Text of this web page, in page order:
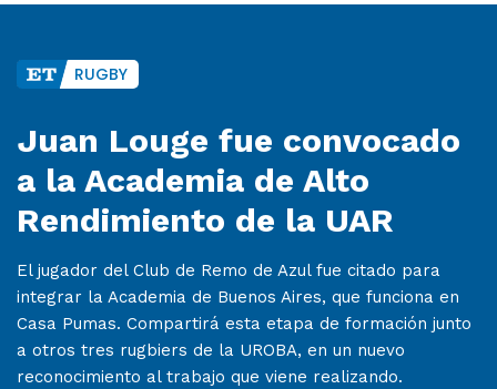
RUGBY
Juan Louge fue convocado
a la Academia de Alto
Rendimiento de la UAR
El jugador del Club de Remo de Azul fue citado para
integrar la Academia de Buenos Aires, que funciona en
Casa Pumas. Compartirá esta etapa de formación junto
a otros tres rugbiers de la UROBA, en un nuevo
reconocimiento al trabajo que viene realizando.